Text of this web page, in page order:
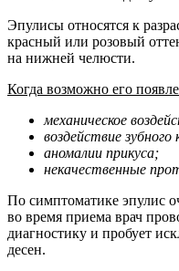
Эпулисы относятся к
красный или розовый
на нижней челюсти.
Когда возможно его
механическое
воздействие зубного
аномалии прикуса;
некачественные
По симптоматике эпулис
во время приема врач
диагностику и пробует
десен.